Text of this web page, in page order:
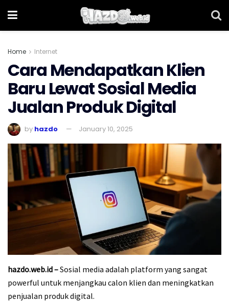
Home Internet
Cara Mendapatkan Klien
Baru Lewat Sosial Media
Jualan Produk Digital
by hazdo January 10, 2025
hazdo.web.id –Sosial media adalah platform yang sangat
powerful untuk menjangkau calon klien dan meningkatkan
penjualan produk digital.